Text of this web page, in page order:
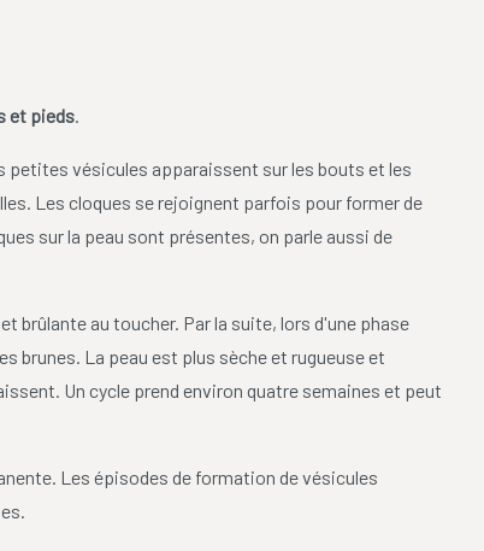
et pieds.
petites vésicules apparaissent sur les bouts et les
Les cloques se rejoignent parfois pour former de
sur la peau sont présentes, on parle aussi de
brûlante au toucher. Par la suite, lors d'une phase
brunes. La peau est plus sèche et rugueuse et
Un cycle prend environ quatre semaines et peut
Les épisodes de formation de vésicules